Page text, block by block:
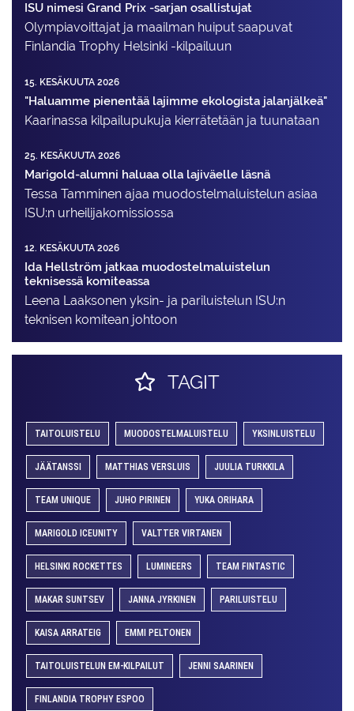
ISU nimesi Grand Prix -sarjan osallistujat
Olympiavoittajat ja maailman huiput saapuvat
Finlandia Trophy Helsinki -kilpailuun
15. KESÄKUUTA 2026
"Haluamme pienentää lajimme ekologista jalanjälkeä"
Kaarinassa kilpailupukuja kierrätetään ja tuunataan
25. KESÄKUUTA 2026
Marigold-alumni haluaa olla lajiväelle läsnä
Tessa Tamminen ajaa muodostelma­luistelun asiaa
ISU:n urheilija­komissiossa
12. KESÄKUUTA 2026
Ida Hellström jatkaa muodostelmaluistelun
teknisessä komiteassa
Leena Laaksonen yksin- ja pariluistelun ISU:n
teknisen komitean johtoon
TAGIT
TAITOLUISTELU MUODOSTELMALUISTELU YKSINLUISTELU
JÄÄTANSSI MATTHIAS VERSLUIS JUULIA TURKKILA
TEAM UNIQUE JUHO PIRINEN YUKA ORIHARA
MARIGOLD ICEUNITY VALTTER VIRTANEN
HELSINKI ROCKETTES LUMINEERS TEAM FINTASTIC
MAKAR SUNTSEV JANNA JYRKINEN PARILUISTELU
KAISA ARRATEIG EMMI PELTONEN
TAITOLUISTELUN EM-KILPAILUT JENNI SAARINEN
FINLANDIA TROPHY ESPOO